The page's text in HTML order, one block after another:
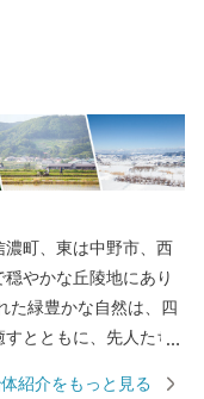
町、東は中野市、西
やかな丘陵地にあり
緑豊かな自然は、四
とともに、先人たち
紹介をもっと見る